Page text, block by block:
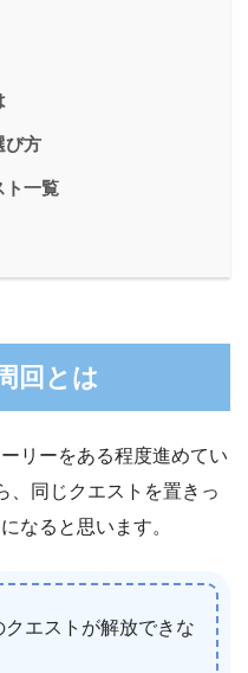
び方
ト一覧
回とは
リーをある程度進めてい
、同じクエストを置きっ
なると思います。
エストが解放できな